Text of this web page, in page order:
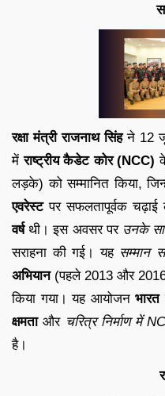
रक्षा मंत्री राजनाथ सिंहने 12
मेंराष्ट्रीय कैडेट कोर (NCC)
लड़के) को सम्मानित किया,
एवरेस्टपर सफलतापूर्वक
वर्षथी। इस अवसर पर उनके
सराहना की गई। यह सम्मान
अभियान(पहले 2013 और
किया गया। यह आयोजन
क्षमताऔर चरित्र निर्माण में
है।